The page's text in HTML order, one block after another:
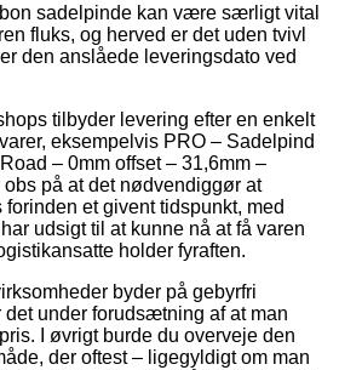
sadelpinde kan være særligt vital
fluks, og herved er det uden tvivl
den anslåede leveringsdato ved
tilbyder levering efter en enkelt
eksempelvis PRO – Sadelpind
– 0mm offset – 31,6mm –
på at det nødvendiggør at
et givent tidspunkt, med
udsigt til at kunne nå at få varen
holder fyraften.
byder på gebyrfri
det under forudsætning af at man
I øvrigt burde du overveje den
der oftest – ligegyldigt om man